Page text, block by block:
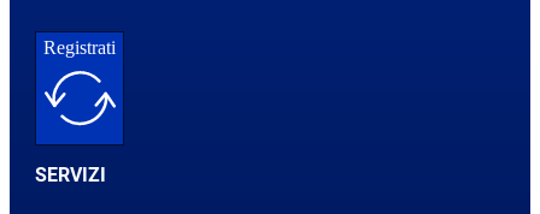
Registrati
SERVIZI